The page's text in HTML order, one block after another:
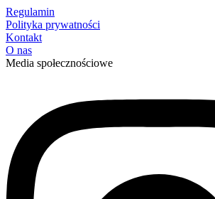
Regulamin
Polityka prywatności
Kontakt
O nas
Media społecznościowe